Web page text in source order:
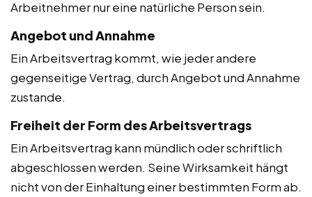
Arbeitnehmer nur eine natürliche Person sein.
Angebot und Annahme
Ein Arbeitsvertrag kommt, wie jeder andere
gegenseitige Vertrag, durch Angebot und Annahme
zustande.
Freiheit der Form des Arbeitsvertrags
Ein Arbeitsvertrag kann mündlich oder schriftlich
abgeschlossen werden. Seine Wirksamkeit hängt
nicht von der Einhaltung einer bestimmten Form ab.